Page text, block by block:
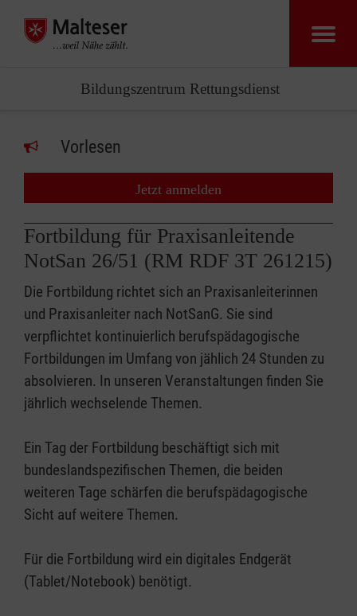
Bildungszentrum Rettungsdienst
Vorlesen
Jetzt anmelden
Fortbildung für Praxisanleitende
NotSan 26/51 (RM RDF 3T 261215)
Die Fortbildung richtet sich an Praxisanleiterinnen
und Praxisanleiter nach NotSanG. Sie sind
verpflichtet kontinuierlich berufspädagogische
Fortbildungen im Umfang von jählich 24 Stunden zu
absolvieren. In unseren Veranstaltungen finden Sie
jährlich wechselende Themen.
Ein Tag der Fortbildung beschäftigt sich mit
bundeslandspezifischen Themen, die beiden
weiteren Tage schärfen die berufspädagogische
Sicht auf weitere Themen.
Für die Fortbildung wird ein digitales Endgerät
(Tablet/Notebook) benötigt.